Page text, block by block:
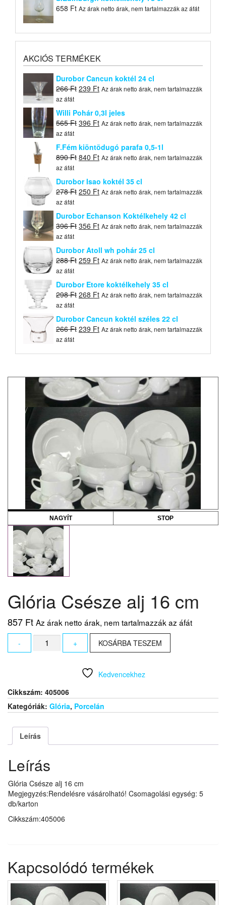
658 Ft Az árak netto árak, nem tartalmazzák az áfát
AKCIÓS TERMÉKEK
Durobor Cancun koktél 24 cl
266Ft Original
was:
266 Ft.
239 FtCurrent
is:
239 Ft.
Az árak netto árak, nem tartalmazzák
az áfát
Willi Pohár 0,3l jeles
565Ft Original
was:
565 Ft.
396 FtCurrent
is:
396 Ft.
Az árak netto árak, nem tartalmazzák
az áfát
F.Fém kiöntõdugó parafa 0,5-1l
890Ft Original
was:
890 Ft.
840 FtCurrent
is:
840 Ft.
Az árak netto árak, nem tartalmazzák
az áfát
Durobor Isao koktél 35 cl
278Ft Original
was:
278 Ft.
250 FtCurrent
250 Ft.
Az árak netto árak, nem tartalmazzák
az áfát
Durobor Echanson Koktélkehely 42 cl
396Ft Original
was:
396 Ft.
356 FtCurrent
is:
356 Ft.
Az árak netto árak, nem tartalmazzák
az áfát
Durobor Atoll wh pohár 25 cl
288Ft Original
was:
288 Ft.
259 FtCurrent
259 Ft.
Az árak netto árak, nem tartalmazzák
az áfát
Durobor Etore koktélkehely 35 cl
298Ft Original
was:
298 Ft.
268 FtCurrent
268 Ft.
Az árak netto árak, nem tartalmazzák
az áfát
Durobor Cancun koktél széles 22 cl
266Ft Original
239 FtCurrent
Az árak netto árak, nem tartalmazzák
az áfát
NAGYÍT STOP
Glória Csésze alj 16 cm
857 Ft Az árak netto árak, nem tartalmazzák az áfát
-
Glória
Csésze
mennyiség
+ KOSÁRBA TESZEM
Kedvencekhez
Cikkszám: 405006
Kategóriák: Glória, Porcelán
Leírás
Leírás
Glória Csésze alj 16 cm
Megjegyzés:Rendelésre vásárolható! Csomagolási egység: 5
db/karton
Cikkszám:405006
Kapcsolódó termékek